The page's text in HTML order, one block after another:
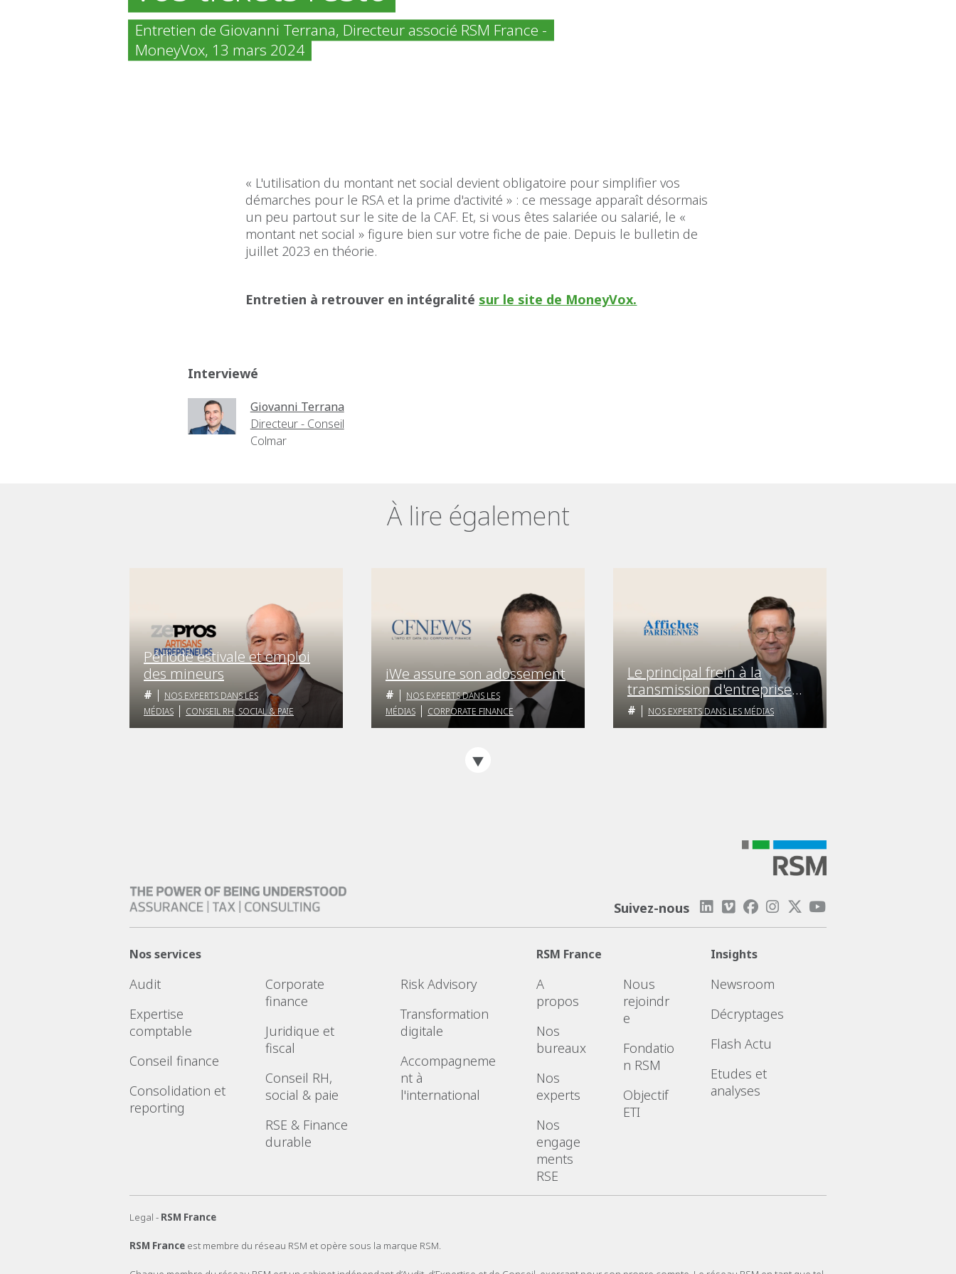
Entretien de Giovanni Terrana, Directeur associé RSM France -
MoneyVox, 13 mars 2024
« L'utilisation du montant net social devient obligatoire pour simplifier vos
démarches pour le RSA et la prime d'activité » : ce message apparaît désormais
un peu partout sur le site de la CAF. Et, si vous êtes salariée ou salarié, le «
montant net social » figure bien sur votre fiche de paie. Depuis le bulletin de
juillet 2023 en théorie.
Entretien à retrouver en intégralité sur le site de MoneyVox.
Interviewé
Giovanni Terrana
Directeur - Conseil
Colmar
À lire également
Période estivale et emploi
des mineurs
NOS EXPERTS DANS LES
MÉDIAS
CONSEIL RH, SOCIAL & PAIE
iWe assure son adossement
NOS EXPERTS DANS LES
MÉDIAS
CORPORATE FINANCE
Le principal frein à la
transmission d'entreprise
est le volet fiscal
NOS EXPERTS DANS LES MÉDIAS
Suivez-nous
Nos services
Audit
Expertise
comptable
Conseil finance
Consolidation et
reporting
Corporate
finance
Juridique et
fiscal
Conseil RH,
social & paie
RSE & Finance
durable
Risk Advisory
Transformation
digitale
Accompagneme
nt à
l'international
RSM France
A
propos
Nos
bureaux
Nos
experts
Nos
engage
ments
RSE
Nous
rejoindr
e
Fondatio
n RSM
Objectif
ETI
Insights
Newsroom
Décryptages
Flash Actu
Etudes et
analyses
Legal - RSM France
RSM France est membre du réseau RSM et opère sous la marque RSM.